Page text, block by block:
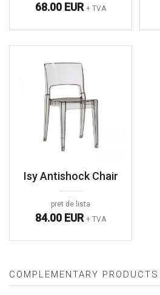
68.00 EUR + TVA
Isy Antishock Chair
pret de lista
84.00 EUR + TVA
COMPLEMENTARY PRODUCTS